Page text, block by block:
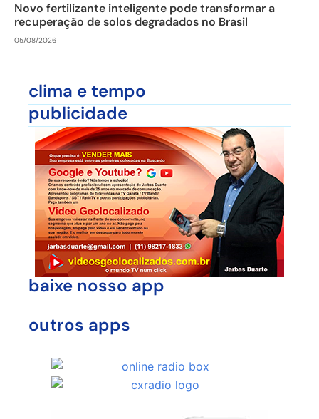
Novo fertilizante inteligente pode transformar a
recuperação de solos degradados no Brasil
05/08/2026
clima e tempo
publicidade
baixe nosso app
outros apps